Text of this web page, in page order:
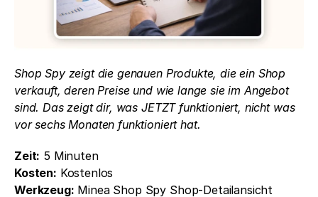
Shop Spy zeigt die genauen Produkte, die ein Shop
verkauft, deren Preise und wie lange sie im Angebot
sind. Das zeigt dir, was JETZT funktioniert, nicht was
vor sechs Monaten funktioniert hat.
Zeit: 5 Minuten
Kosten: Kostenlos
Werkzeug: Minea Shop Spy Shop-Detailansicht